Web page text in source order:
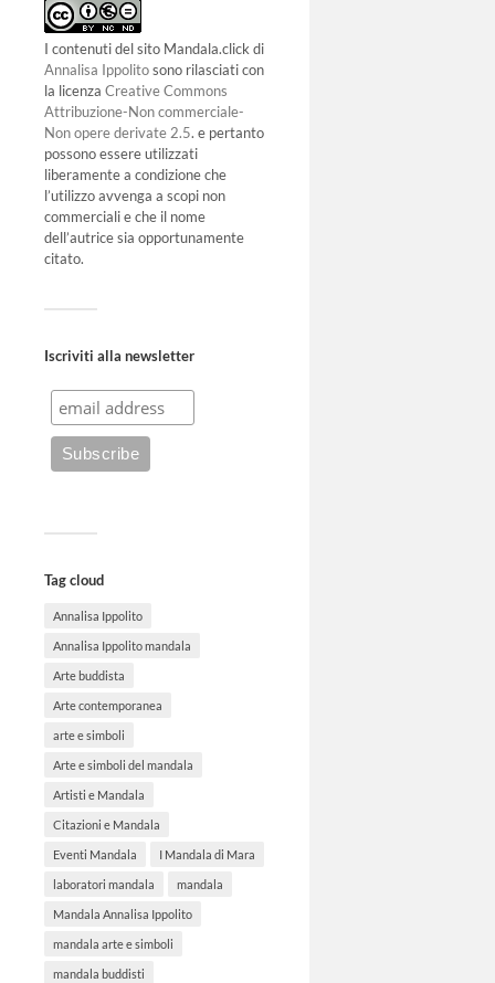
I contenuti del sito Mandala.click di
Annalisa Ippolitosono rilasciati con
la licenza Creative Commons
Attribuzione-Non commerciale-
Non opere derivate 2.5. e pertanto
possono essere utilizzati
liberamente a condizione che
l’utilizzo avvenga a scopi non
commerciali e che il nome
dell’autrice sia opportunamente
citato.
Iscriviti alla newsletter
Tag cloud
Annalisa Ippolito
Annalisa Ippolito mandala
Arte buddista
Arte contemporanea
arte e simboli
Arte e simboli del mandala
Artisti e Mandala
Citazioni e Mandala
Eventi Mandala I Mandala di Mara
laboratori mandala mandala
Mandala Annalisa Ippolito
mandala arte e simboli
mandala buddisti